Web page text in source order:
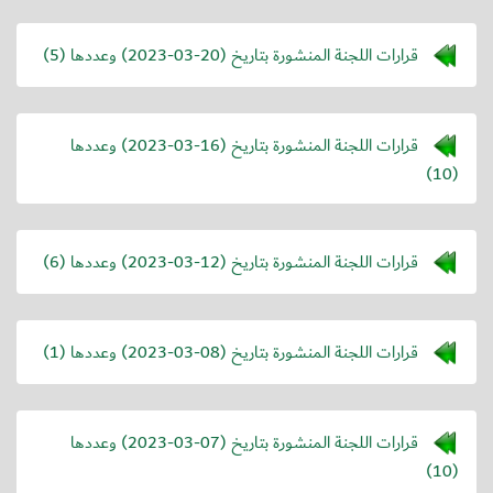
قرارات اللجنة المنشورة بتاريخ (2023-03-20) وعددها (5)
قرارات اللجنة المنشورة بتاريخ (2023-03-16) وعددها
(10)
قرارات اللجنة المنشورة بتاريخ (2023-03-12) وعددها (6)
قرارات اللجنة المنشورة بتاريخ (2023-03-08) وعددها (1)
قرارات اللجنة المنشورة بتاريخ (2023-03-07) وعددها
(10)